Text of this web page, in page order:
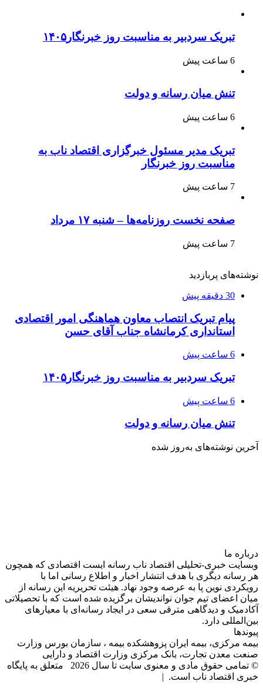
تبریک سردبیر به مناسبت روز خبرنگار۱۴۰۵
6 ساعت پیش
تنش میان رسانه و دولت
6 ساعت پیش
تبریک مدیر مسئول خبرگزاری اقتصاد ناب به
مناسبت روز خبرنگار
7 ساعت پیش
صفحه نخست روزنامه‌ها – شنبه ۱۷ مرداد
7 ساعت پیش
نوشته‌های پربازدید
30 دقیقه پیش
پیام تبریک انتصاب معاون هماهنگی امور اقتصادی
استانداری کرمانشاه جناب آقای حسن
6 ساعت پیش
تبریک سردبیر به مناسبت روز خبرنگار۱۴۰۵
6 ساعت پیش
تنش میان رسانه و دولت
آخرین نوشته‌های‌ به‌روز شده
درباره‌ ما
وبسایت خبری-تحلیلی اقتصاد ناب رسانه‌ ایست اقتصادی که همچون
هر رسانه دیگری با هدف انتشار اخبار و اطلاع رسانی اما با
رویکردی نوین پا به عرصه وجود نهاد. هیئت تحریریه این رسانه از
میان اعضای تیم جوان نواندیشان برگزیده شده است که با تحصیلاتی
آکادمیک و دیدگاهی‌ مترقی سعی در ایجاد رسانه‌ای با معیار‌های
بین‌المللی دارد.
پیوندها
بیمه مرکزی، بیمه ایران پزوهشکده بیمه ، سازمان بورس وزارت
صنعت معدن تجارت، بانک مرکزی وزارت اقتصاد و دارایی
© تمامی حقوق مادی و معنوی سایت تا سال 2026 متعلق به پایگاه
خبری اقتصاد ناب است. |